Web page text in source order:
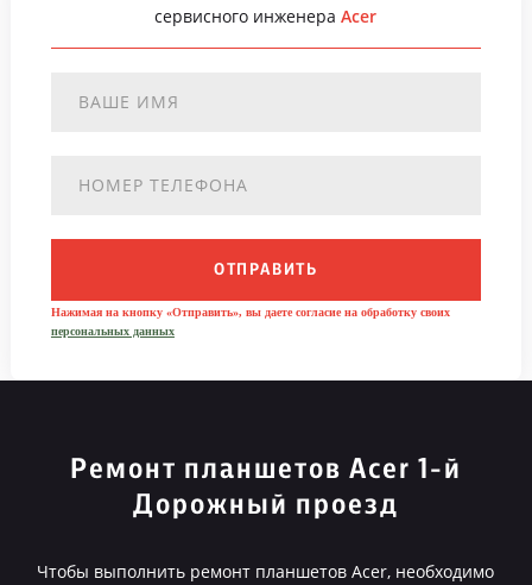
сервисного инженераAcer
ОТПРАВИТЬ
Нажимая на кнопку «Отправить», вы даете согласие на обработку своих
персональных данных
Ремонт планшетов Acer 1-й
Дорожный проезд
Чтобы выполнить ремонт планшетов Acer, необходимо